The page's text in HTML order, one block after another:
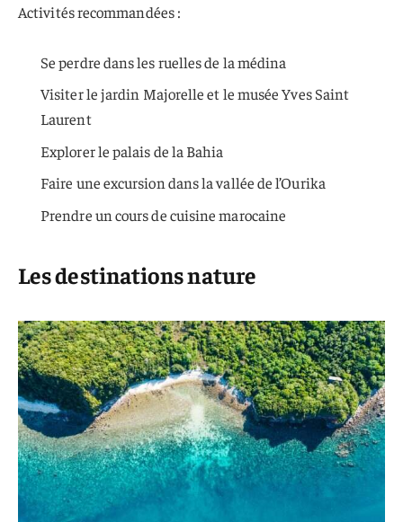
Activités recommandées :
Se perdre dans les ruelles de la médina
Visiter le jardin Majorelle et le musée Yves Saint
Laurent
Explorer le palais de la Bahia
Faire une excursion dans la vallée de l’Ourika
Prendre un cours de cuisine marocaine
Les destinations nature